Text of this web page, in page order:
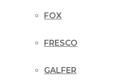
FOX
FRESCO
GALFER